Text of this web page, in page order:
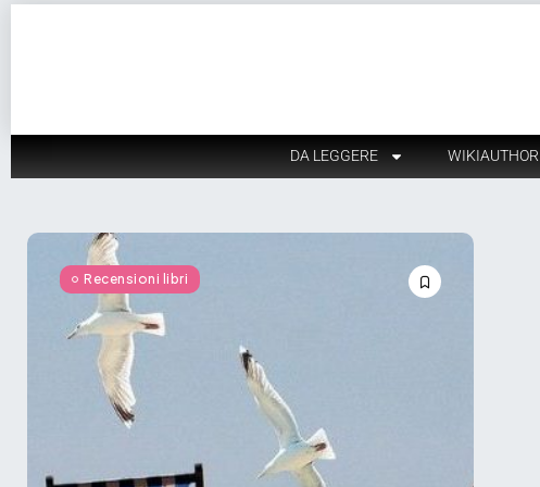
DA LEGGERE WIKIAUTHOR
Recensioni libri